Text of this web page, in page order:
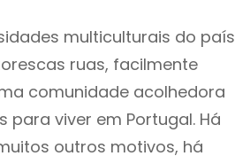
multiculturais do país
ruas, facilmente
comunidade acolhedora
para viver em Portugal. Há
outros motivos, há